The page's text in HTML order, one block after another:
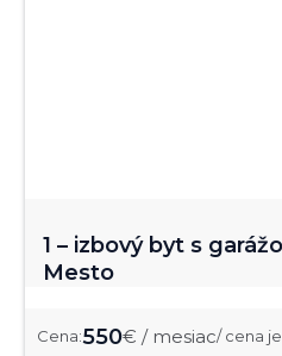
1 – izbový byt s
Mesto
Cena:550€ / mesiac/ cena